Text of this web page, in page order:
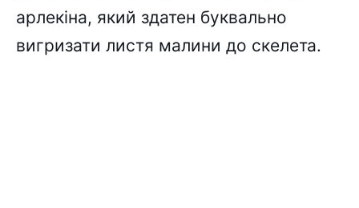
арлекіна, який здатен буквально
вигризати листя малини до скелета.